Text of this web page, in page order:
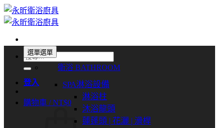
Skip
to
content
搜
尋
關
字:
登入
購物車 /NT$0
選單選單
衛浴 BATHROOM
SPA淋浴設備
淋浴柱
沐浴龍頭
蓮蓬頭 | 花灑 | 滑桿